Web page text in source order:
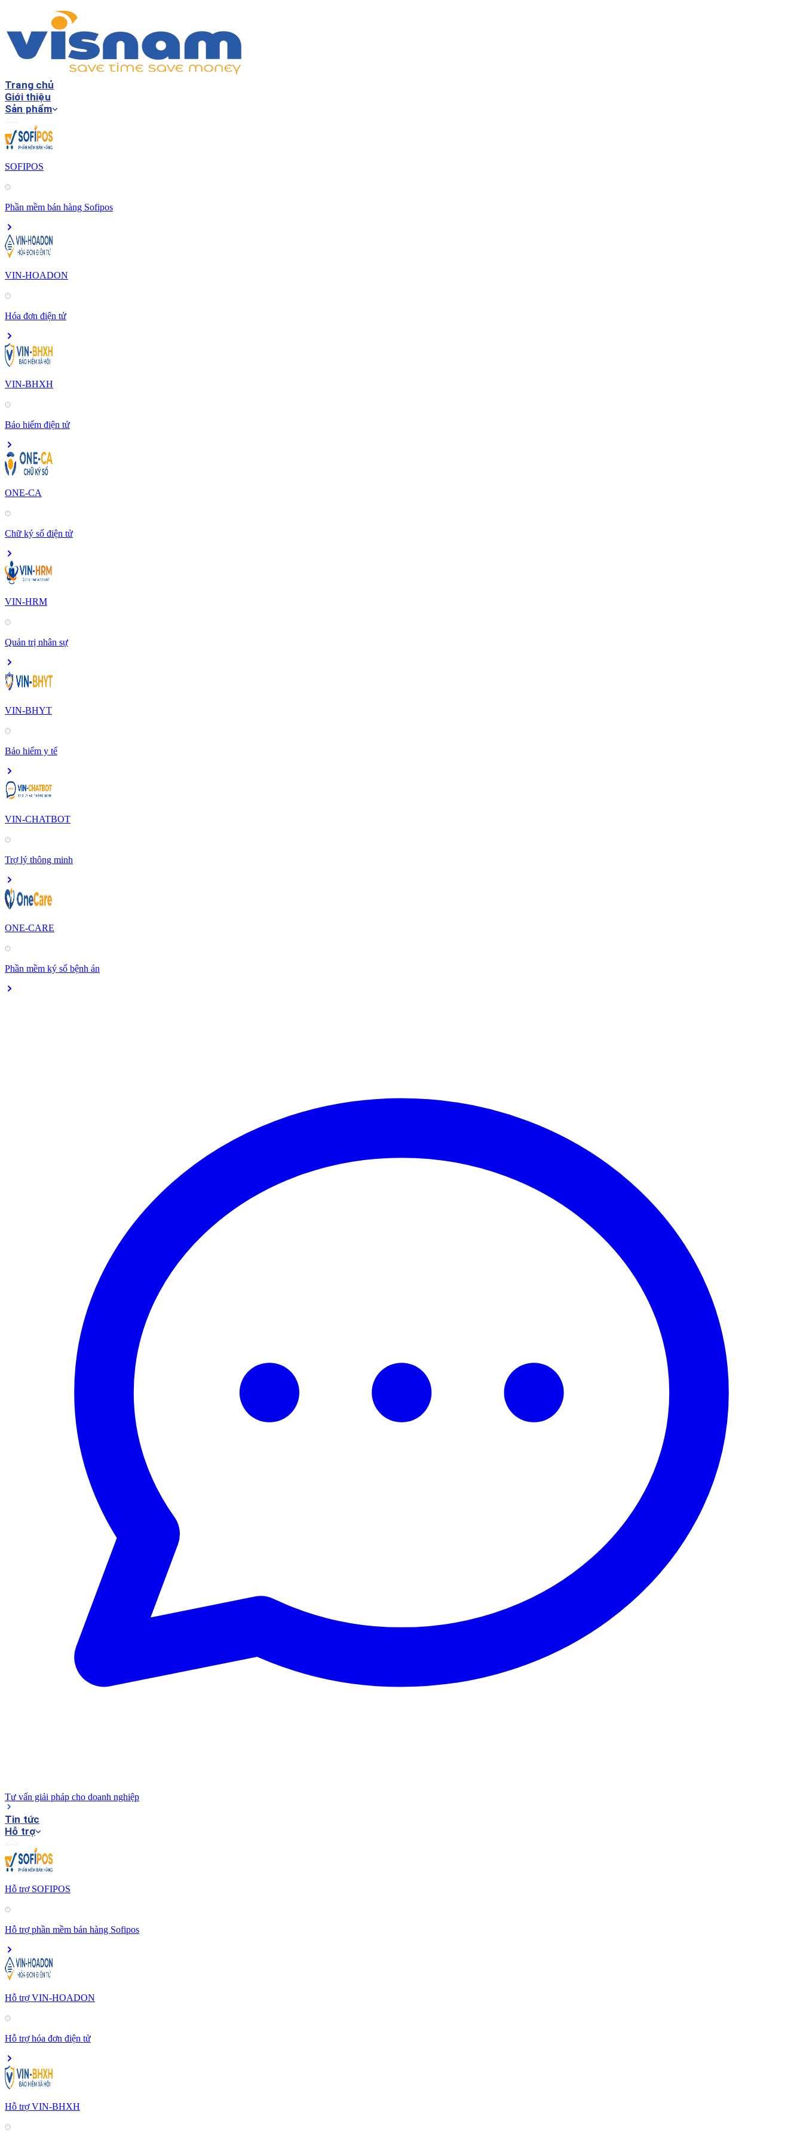
Trang chủ
Giới thiệu
Sản phẩm
SOFIPOS
Phần mềm bán hàng Sofipos
VIN-HOADON
Hóa đơn điện tử
VIN-BHXH
Bảo hiểm điện tử
ONE-CA
Chữ ký số điện tử
VIN-HRM
Quản trị nhân sự
VIN-BHYT
Bảo hiểm y tế
VIN-CHATBOT
Trợ lý thông minh
ONE-CARE
Phần mềm ký số bệnh án
Tư vấn giải pháp cho doanh nghiệp
Tin tức
Hỗ trợ
Hỗ trợ SOFIPOS
Hỗ trợ phần mềm bán hàng Sofipos
Hỗ trợ VIN-HOADON
Hỗ trợ hóa đơn điện tử
Hỗ trợ VIN-BHXH